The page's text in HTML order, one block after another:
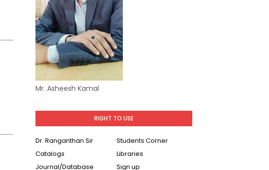
Mr. Asheesh Kamal
RIGHT TO USE
Dr. Ranganthan Sir
Students Corner
Catalogs
Libraries
Journal/Database
Sign up